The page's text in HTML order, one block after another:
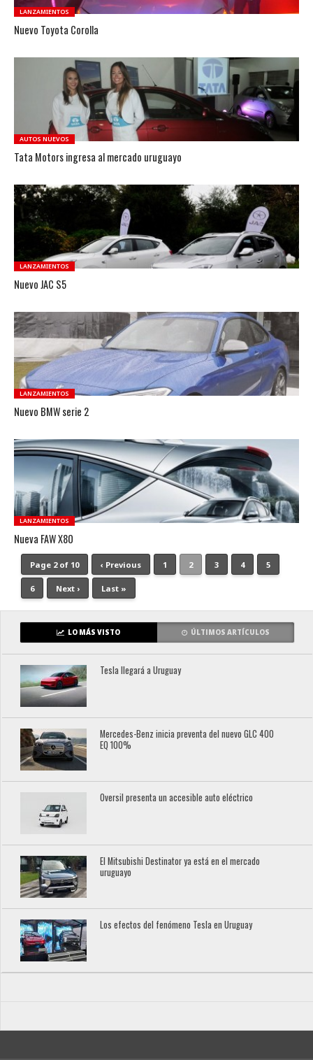
LANZAMIENTOS
Nuevo Toyota Corolla
AUTOS NUEVOS
Tata Motors ingresa al mercado uruguayo
LANZAMIENTOS
Nuevo JAC S5
LANZAMIENTOS
Nuevo BMW serie 2
LANZAMIENTOS
Nueva FAW X80
Page 2 of 10 ‹ Previous 1 2 3 4 5
6 Next › Last »
LO MÁS VISTO ÚLTIMOS ARTÍCULOS
Tesla llegará a Uruguay
Mercedes-Benz inicia preventa del nuevo GLC 400
EQ 100%
Oversil presenta un accesible auto eléctrico
El Mitsubishi Destinator ya está en el mercado
uruguayo
Los efectos del fenómeno Tesla en Uruguay